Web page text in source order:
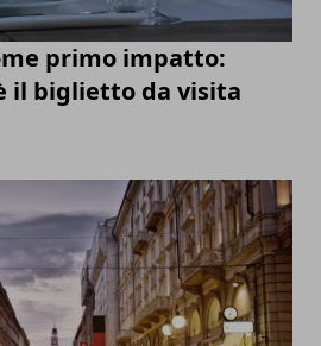
primo impatto:
il biglietto da visita